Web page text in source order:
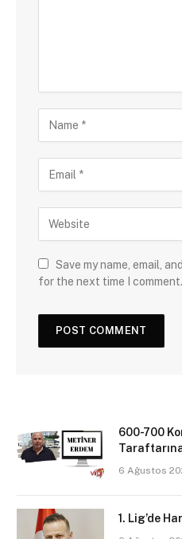
Save my name, email,
for the next time I comment.
600-700
Taraftarına
6 Ağustos
1. Lig’de